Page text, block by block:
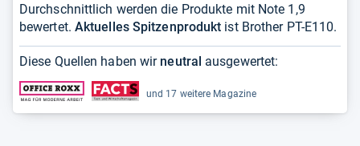
mit
den
Durchschnittlich werden die Produkte mit Note 1,9
bewertet. Aktuelles Spitzenprodukt ist Brother PT-E110.
Diese Quellen haben wir neutral ausgewertet:
und 17 weitere Magazine